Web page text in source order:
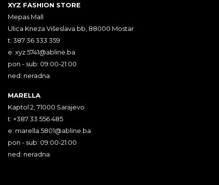
XYZ FASHION STORE
Mepas Mall
Ulica Kneza Višeslava bb, 88000 Mostar
t: 387 36 333 359
e: xyz.5741@abline.ba
pon - sub: 09:00-21:00
ned: neradna
MARELLA
Kaptol 2, 71000 Sarajevo
t: +387 33 556 485
e: marella.5801@abline.ba
pon - sub: 09:00-21:00
ned: neradna